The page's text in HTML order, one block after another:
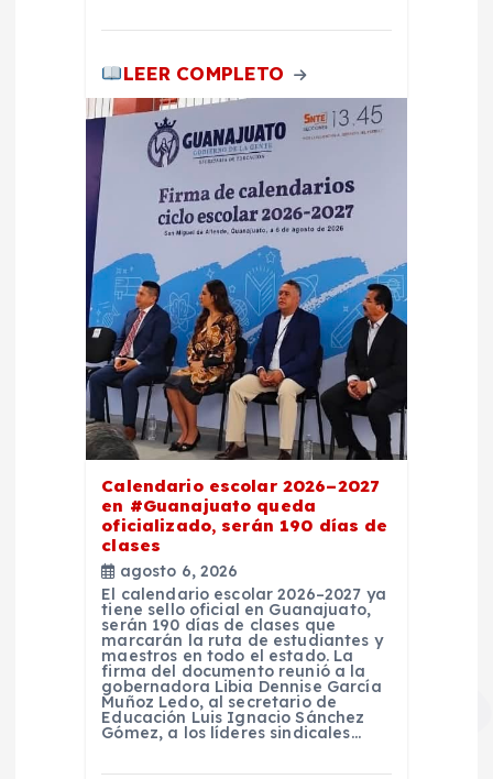
LEER COMPLETO
Calendario escolar 2026–2027
en #Guanajuato queda
oficializado, serán 190 días de
clases
agosto 6, 2026
El calendario escolar 2026–2027 ya
tiene sello oficial en Guanajuato,
serán 190 días de clases que
marcarán la ruta de estudiantes y
maestros en todo el estado. La
firma del documento reunió a la
gobernadora Libia Dennise García
Muñoz Ledo, al secretario de
Educación Luis Ignacio Sánchez
Gómez, a los líderes sindicales…